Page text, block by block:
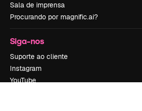
Sala de imprensa
Procurando por magnific.ai?
Siga-nos
Suporte ao cliente
Instagram
YouTube